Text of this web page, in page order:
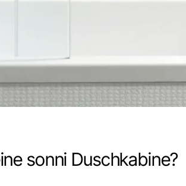
sonni Duschkabine?